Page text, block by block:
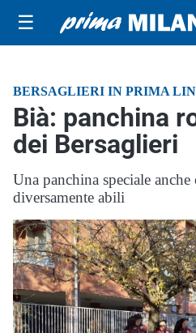
☰
BERSAGLIERI IN PRIMA
Bià: panchina
dei Bersaglieri
Una panchina speciale
diversamente abili